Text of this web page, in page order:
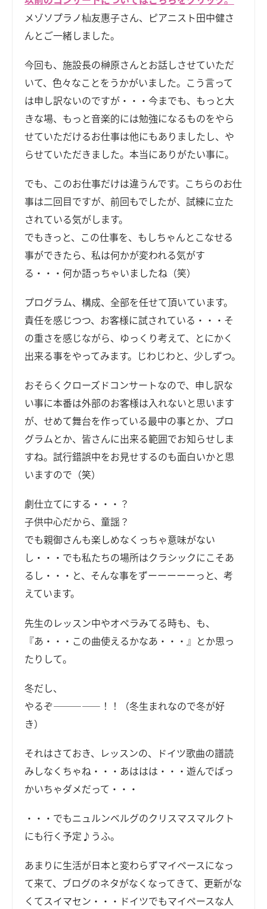
メゾソプラノ杣友惠子さん、ピアニスト田中健さ
んとご一緒しました。
今回も、施設長の榊原さんとお話しさせていただ
いて、色々なことをうかがいました。こう言って
は申し訳ないのですが・・・今までも、もっと大
きな場、もっと音楽的には勉強になるものをやら
せていただけるお仕事は他にもありましたし、や
らせていただきました。本当にありがたい事に。
でも、このお仕事だけは違うんです。こちらのお仕
事は二回目ですが、前回もでしたが、試練に立た
されている気がします。
でもきっと、この仕事を、もしちゃんとこなせる
事ができたら、私は何かが変われる気がす
る・・・何か語っちゃいましたね（笑）
プログラム、構成、全部を任せて頂いています。
責任を感じつつ、お客様に試されている・・・そ
の重さを感じながら、ゆっくり考えて、とにかく
出来る事をやってみます。じわじわと、少しずつ。
おそらくクローズドコンサートなので、申し訳な
い事に本番は外部のお客様は入れないと思います
が、せめて舞台を作っている最中の事とか、プロ
グラムとか、皆さんに出来る範囲でお知らせしま
すね。試行錯誤中をお見せするのも面白いかと思
いますので（笑）
劇仕立てにする・・・？
子供中心だから、童謡？
でも親御さんも楽しめなくっちゃ意味がない
し・・・でも私たちの場所はクラシックにこそあ
るし・・・と、そんな事をずーーーーーっと、考
えています。
先生のレッスン中やオペラみてる時も、も、
『あ・・・この曲使えるかなあ・・・』とか思っ
たりして。
冬だし、
やるぞ―――――！！（冬生まれなので冬が好
き）
それはさておき、レッスンの、ドイツ歌曲の譜読
みしなくちゃね・・・あははは・・・遊んでばっ
かいちゃダメだって・・・
・・・でもニュルンベルグのクリスマスマルクト
にも行く予定♪うふ。
あまりに生活が日本と変わらずマイペースになっ
て来て、ブログのネタがなくなってきて、更新がな
くてスイマセン・・・ドイツでもマイペースな人